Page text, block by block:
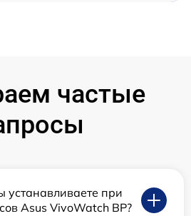
частые
устанавливаете при
Asus VivoWatch BP?